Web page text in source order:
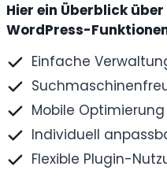
Hier ein Überblick
WordPress-
Einfache
Mobile Optimierung
Individuell
Flexible Plugin-